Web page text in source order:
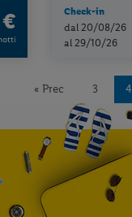
Check-in
dal 20/08/26
al 29/10/26
« Prec 3 4